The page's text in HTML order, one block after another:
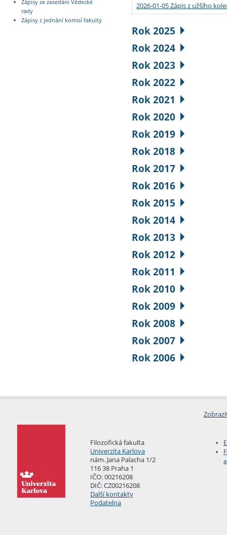
Zápisy ze zasedání Vědecké
rady
Zápisy z jednání komisí fakulty
2026-01-05 Zápis z užšího
Rok 2025
Rok 2024
Rok 2023
Rok 2022
Rok 2021
Rok 2020
Rok 2019
Rok 2018
Rok 2017
Rok 2016
Rok 2015
Rok 2014
Rok 2013
Rok 2012
Rok 2011
Rok 2010
Rok 2009
Rok 2008
Rok 2007
Rok 2006
Filozofická fakulta
Univerzita Karlova
nám. Jana Palacha 1/2
116 38 Praha 1
IČO: 00216208
DIČ: CZ00216208
Další kontakty
Podatelna